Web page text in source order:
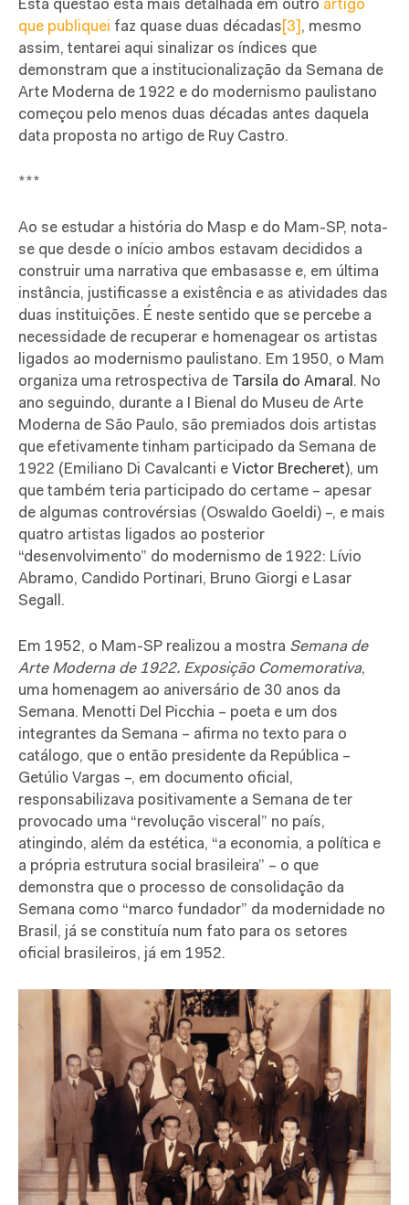
Esta questão está mais detalhada em outro artigo
que publiquei faz quase duas décadas [3] , mesmo
assim, tentarei aqui sinalizar os índices que
demonstram que a institucionalização da Semana de
Arte Moderna de 1922 e do modernismo paulistano
começou pelo menos duas décadas antes daquela
data proposta no artigo de Ruy Castro.
***
Ao se estudar a história do Masp e do Mam-SP, nota-
se que desde o início ambos estavam decididos a
construir uma narrativa que embasasse e, em última
instância, justificasse a existência e as atividades das
duas instituições. É neste sentido que se percebe a
necessidade de recuperar e homenagear os artistas
ligados ao modernismo paulistano. Em 1950, o Mam
organiza uma retrospectiva de Tarsila do Amaral. No
ano seguindo, durante a I Bienal do Museu de Arte
Moderna de São Paulo, são premiados dois artistas
que efetivamente tinham participado da Semana de
1922 (Emiliano Di Cavalcanti e Victor Brecheret), um
que também teria participado do certame – apesar
de algumas controvérsias (Oswaldo Goeldi) –, e mais
quatro artistas ligados ao posterior
“desenvolvimento” do modernismo de 1922: Lívio
Abramo, Candido Portinari, Bruno Giorgi e Lasar
Segall.
Em 1952, o Mam-SP realizou a mostra Semana de
Arte Moderna de 1922. Exposição Comemorativa,
uma homenagem ao aniversário de 30 anos da
Semana. Menotti Del Picchia – poeta e um dos
integrantes da Semana – afirma no texto para o
catálogo, que o então presidente da República –
Getúlio Vargas –, em documento oficial,
responsabilizava positivamente a Semana de ter
provocado uma “revolução visceral” no país,
atingindo, além da estética, “a economia, a política e
a própria estrutura social brasileira” – o que
demonstra que o processo de consolidação da
Semana como “marco fundador” da modernidade no
Brasil, já se constituía num fato para os setores
oficial brasileiros, já em 1952.